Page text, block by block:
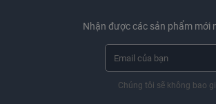
Nhận được các sản phẩm mới
Chúng tôi sẽ không bao